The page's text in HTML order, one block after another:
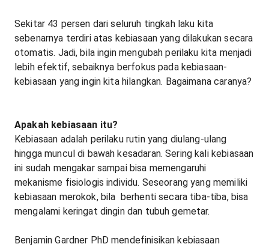
Sekitar 43 persen dari seluruh tingkah laku kita
sebenarnya terdiri atas kebiasaan yang dilakukan secara
otomatis. Jadi, bila ingin mengubah perilaku kita menjadi
lebih efektif, sebaiknya berfokus pada kebiasaan-
kebiasaan yang ingin kita hilangkan. Bagaimana caranya?
Apakah kebiasaan itu?
Kebiasaan adalah perilaku rutin yang diulang-ulang
hingga muncul di bawah kesadaran. Sering kali kebiasaan
ini sudah mengakar sampai bisa memengaruhi
mekanisme fisiologis individu. Seseorang yang memiliki
kebiasaan merokok, bila berhenti secara tiba-tiba, bisa
mengalami keringat dingin dan tubuh gemetar.
Benjamin Gardner PhD mendefinisikan kebiasaan